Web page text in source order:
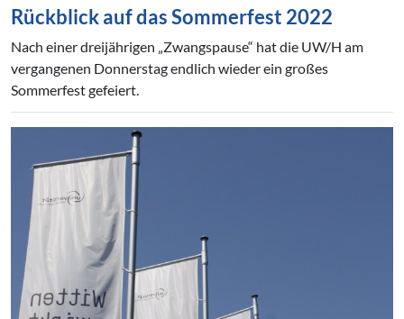
Rückblick auf das Sommerfest 2022
Nach einer dreijährigen „Zwangspause“ hat die UW/H am
vergangenen Donnerstag endlich wieder ein großes
Sommerfest gefeiert.